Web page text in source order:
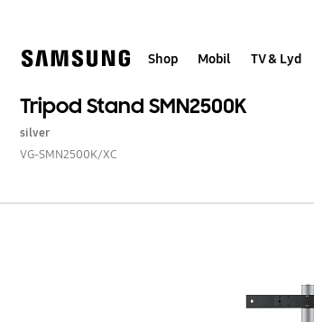
Shop Mobil TV & Lyd
Tripod Stand SMN2500K
silver
VG-SMN2500K/XC